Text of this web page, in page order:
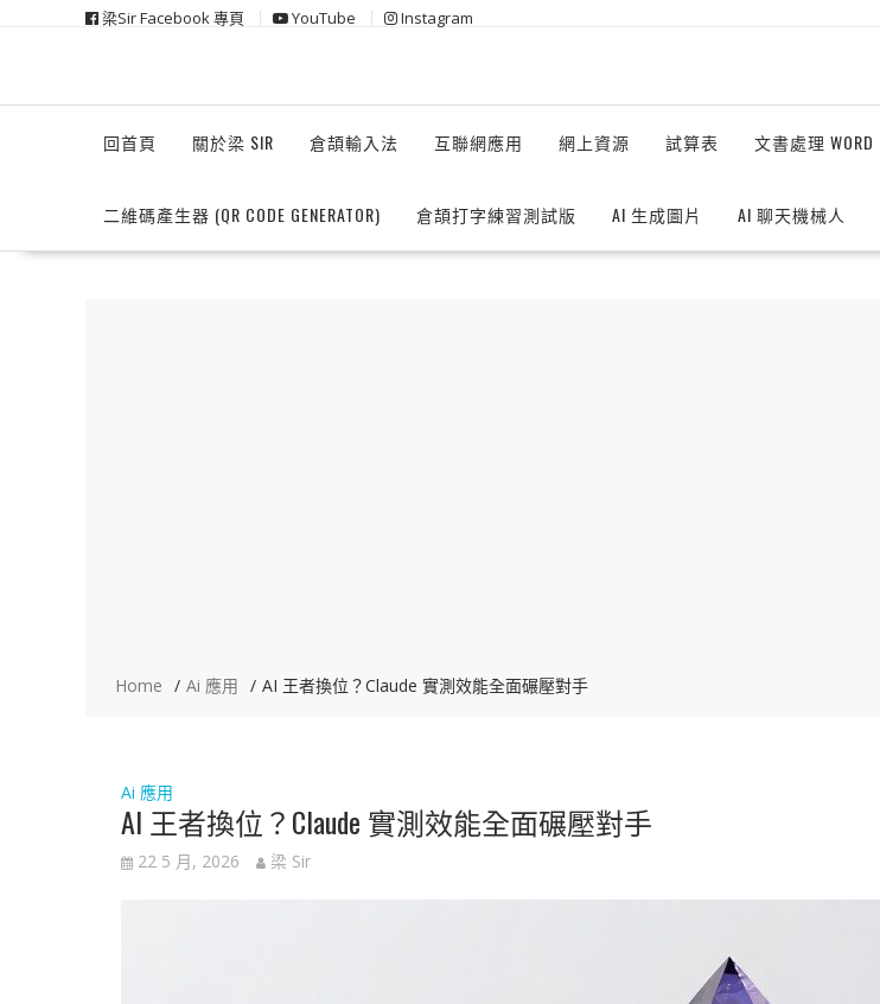
梁Sir Facebook 專頁 YouTube Instagram
回首頁 關於梁 SIR 倉頡輸入法 互聯網應用 網上資源 試算表 文書處理 WORD
二維碼產生器 (QR CODE GENERATOR) 倉頡打字練習測試版 AI 生成圖片 AI 聊天機械人
Home Ai 應用 AI 王者換位？Claude 實測效能全面碾壓對手
Ai 應用
AI 王者換位？Claude 實測效能全面碾壓對手
22 5 月, 2026 梁 Sir